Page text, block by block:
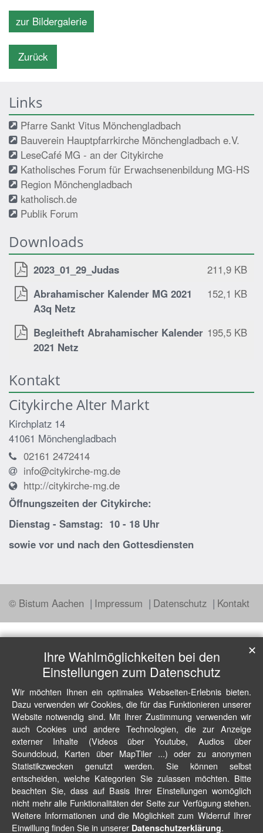
zur Bildergalerie
Zurück
Links
Pfarre Sankt Vitus Mönchengladbach
Bauverein Hauptpfarrkirche Mönchengladbach e.V.
LeseCafé MG - an der Citykirche
Katholisches Forum für Erwachsenenbildung MG-HS
Region Mönchengladbach
katholisch.de
Publik Forum
Downloads
2023_01_29_Judas
211,9 KB
Abrahamischer Kalender MG 2021
A3q Netz
152,1 KB
Begleitheft Abrahamischer Kalender
2021 Netz
195,5 KB
Kontakt
Citykirche Alter Markt
Kirchplatz 14
41061 Mönchengladbach
02161 2472414
info@citykirche-mg.de
http://citykirche-mg.de
Öffnungszeiten der Citykirche:
Dienstag - Samstag: 10 - 18 Uhr
sowie vor und nach den Gottesdiensten
© Bistum Aachen Impressum Datenschutz Kontakt
Ihre Wahlmöglichkeiten bei den
Einstellungen zum Datenschutz
Wir möchten Ihnen ein optimales Webseiten-Erlebnis bieten.
Dazu verwenden wir Cookies, die für das Funktionieren unserer
Website notwendig sind. Mit Ihrer Zustimmung verwenden wir
auch Cookies und andere Technologien, die zur Anzeige
externer Inhalte (Videos über Youtube, Audios über
Soundcloud, Karten über MapTiler ...) oder zu anonymen
Statistikzwecken genutzt werden. Sie können selbst
entscheiden, welche Kategorien Sie zulassen möchten. Bitte
beachten Sie, dass auf Basis Ihrer Einstellungen womöglich
nicht mehr alle Funktionalitäten der Seite zur Verfügung stehen.
Weitere Informationen und die Möglichkeit zum Widerruf Ihrer
Einwillung finden Sie in unserer Datenschutzerklärung.
✕